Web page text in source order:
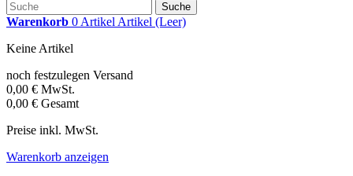
Suche
Warenkorb 0 Artikel Artikel (Leer)
Keine Artikel
noch festzulegen Versand
0,00 € MwSt.
0,00 € Gesamt
Preise inkl. MwSt.
Warenkorb anzeigen